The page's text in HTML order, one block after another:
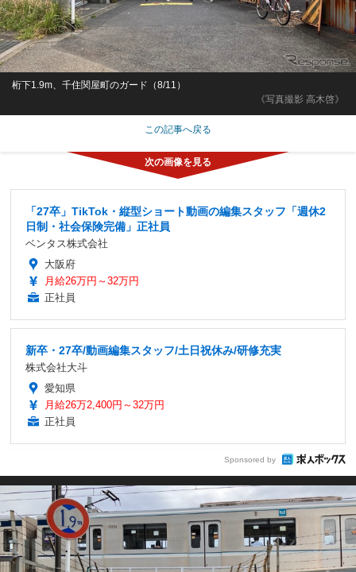
《写真撮影 高木啓》
桁下1.9m、千住関屋町のガード（8/11）
この記事へ戻る
「27卒」TikTok・縦型ショート動画の編集スタッフ「週休2
日制・社会保険完備」正社員
ベンタス株式会社
大阪府
月給26万円～32万円
正社員
新卒・27卒/動画編集スタッフ/土日祝休み/研修充実
株式会社大斗
愛知県
月給26万2,400円～32万円
正社員
Sponsored by